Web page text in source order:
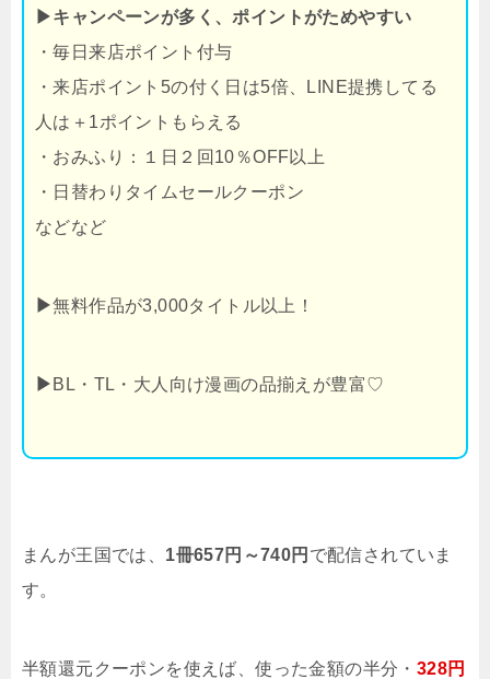
▶キャンペーンが多く、ポイントがためやすい
・毎日来店ポイント付与
・来店ポイント5の付く日は5倍、LINE提携してる
人は＋1ポイントもらえる
・おみふり：１日２回10％OFF以上
・日替わりタイムセールクーポン
などなど
▶無料作品が3,000タイトル以上！
▶ BL・TL・大人向け漫画の品揃えが豊富♡
まんが王国では、 1冊657円～740円 で配信されていま
す。
半額還元クーポンを使えば、使った金額の半分・ 328円